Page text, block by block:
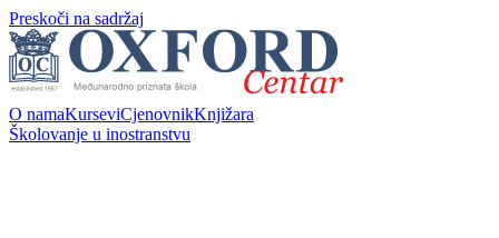
Preskoči na sadržaj
O namaKurseviCjenovnikKnjižara
Školovanje u inostranstvu